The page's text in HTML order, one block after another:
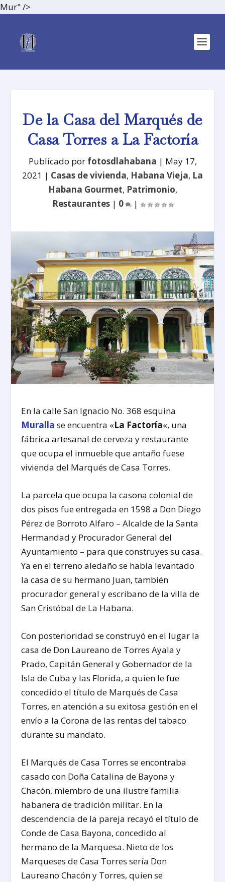
Mur" />
De la Casa del Marqués de
Casa Torres a La Factoría
Publicado por fotosdlahabana | May 17,
2021 | Casas de vivienda, Habana Vieja, La
Habana Gourmet, Patrimonio,
Restaurantes| 0 |
En la calle San Ignacio No. 368 esquina
Muralla se encuentra «La Factoría«, una
fábrica artesanal de cerveza y restaurante
que ocupa el inmueble que antaño fuese
vivienda del Marqués de Casa Torres.
La parcela que ocupa la casona colonial de
dos pisos fue entregada en 1598 a Don Diego
Pérez de Borroto Alfaro – Alcalde de la Santa
Hermandad y Procurador General del
Ayuntamiento – para que construyes su casa.
Ya en el terreno aledaño se había levantado
la casa de su hermano Juan, también
procurador general y escribano de la villa de
San Cristóbal de La Habana.
Con posterioridad se construyó en el lugar la
casa de Don Laureano de Torres Ayala y
Prado, Capitán General y Gobernador de la
Isla de Cuba y las Florida, a quien le fue
concedido el título de Marqués de Casa
Torres, en atención a su exitosa gestión en el
envío a la Corona de las rentas del tabaco
durante su mandato.
El Marqués de Casa Torres se encontraba
casado con Doña Catalina de Bayona y
Chacón, miembro de una ilustre familia
habanera de tradición militar. En la
descendencia de la pareja recayó el título de
Conde de Casa Bayona, concedido al
hermano de la Marquesa. Nieto de los
Marqueses de Casa Torres sería Don
Laureano Chacón y Torres, quien se